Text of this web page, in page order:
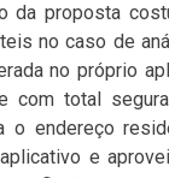
da proposta
no caso de
no próprio
com total
o endereço
e